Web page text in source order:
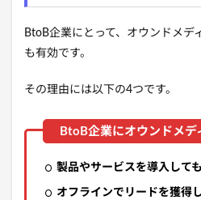
BtoB企業にとって、オウンドメデ
も有効です。
その理由には以下の4つです。
製品やサービスを導入して
オフラインでリードを獲得